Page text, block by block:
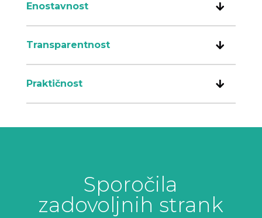
Enostavnost
Transparentnost
Praktičnost
Sporočila
zadovoljnih strank